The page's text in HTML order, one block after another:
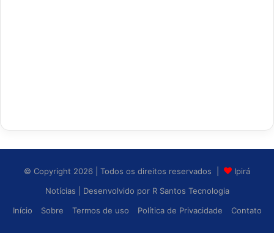
© Copyright 2026 | Todos os direitos reservados |
Ipirá
Notícias
| Desenvolvido por R Santos Tecnologia
Início
Sobre Termos de uso Política de Privacidade Contato